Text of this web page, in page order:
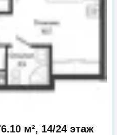
м², 14/24 этаж